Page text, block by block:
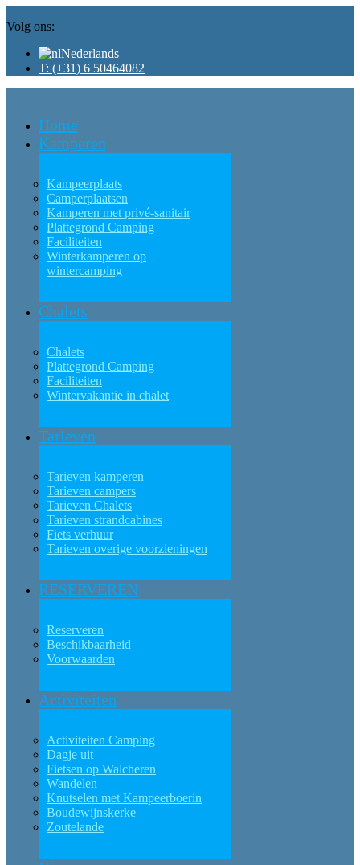
Volg ons:
Nederlands
T: (+31) 6 50464082
Home
Kamperen
Kampeerplaats
Camperplaatsen
Kamperen met privé-sanitair
Plattegrond Camping
Faciliteiten
Winterkamperen op
wintercamping
Chalets
Chalets
Plattegrond Camping
Faciliteiten
Wintervakantie in chalet
Tarieven
Tarieven kamperen
Tarieven campers
Tarieven Chalets
Tarieven strandcabines
Fiets verhuur
Tarieven overige voorzieningen
RESERVEREN
Reserveren
Beschikbaarheid
Voorwaarden
Activiteiten
Activiteiten Camping
Dagje uit
Fietsen op Walcheren
Wandelen
Knutselen met Kampeerboerin
Boudewijnskerke
Zoutelande